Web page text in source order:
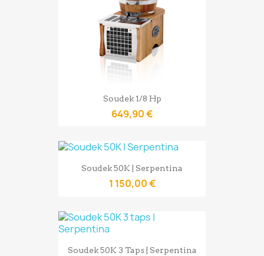
Soudek 1/8 Hp
649,90 €
Soudek 50K | Serpentina
1 150,00 €
Soudek 50K 3 Taps | Serpentina